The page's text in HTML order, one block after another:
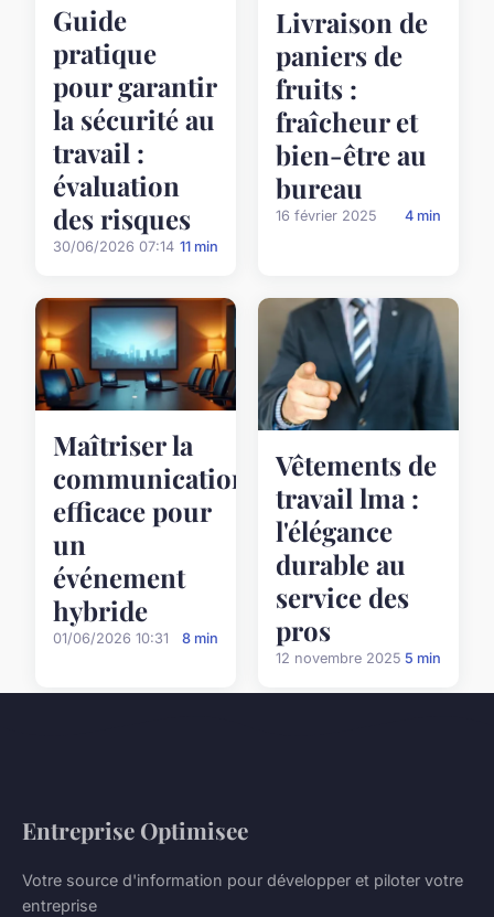
Guide
pratique
pour garantir
la sécurité au
travail :
évaluation
des risques
30/06/2026 07:14 11 min
Livraison de
paniers de
fruits :
fraîcheur et
bien-être au
bureau
16 février 2025 4 min
Maîtriser la
communication
efficace pour
un
événement
hybride
01/06/2026 10:31 8 min
Vêtements de
travail lma :
l'élégance
durable au
service des
pros
12 novembre 2025 5 min
Entreprise Optimisee
Votre source d'information pour développer et piloter votre
entreprise